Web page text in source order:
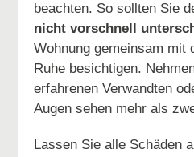
beachten. So sollten Sie
nicht vorschnell
Wohnung gemeinsam mit
Ruhe besichtigen.
erfahrenen Verwandten
Augen sehen mehr als
Lassen Sie alle Schäden